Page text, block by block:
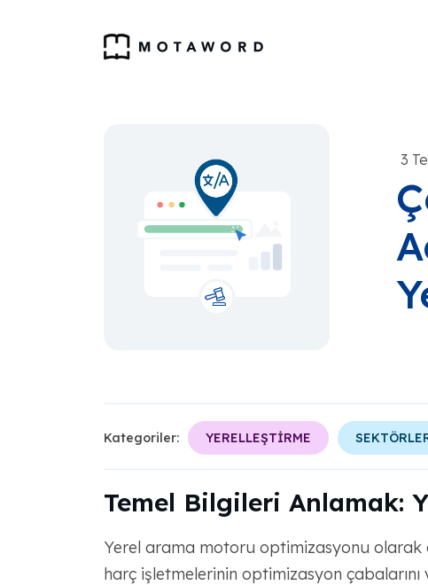
3
Kategoriler: YERELLEŞTİRME
Temel Bilgileri Anlamak:
Yerel arama motoru optimizasyonu olarak
harç işletmelerinin optimizasyon